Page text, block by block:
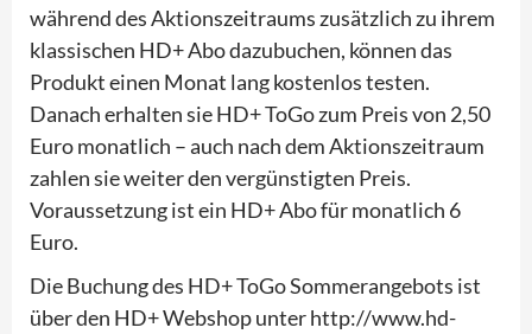
während des Aktionszeitraums zusätzlich zu ihrem
klassischen HD+ Abo dazubuchen, können das
Produkt einen Monat lang kostenlos testen.
Danach erhalten sie HD+ ToGo zum Preis von 2,50
Euro monatlich – auch nach dem Aktionszeitraum
zahlen sie weiter den vergünstigten Preis.
Voraussetzung ist ein HD+ Abo für monatlich 6
Euro.
Die Buchung des HD+ ToGo Sommerangebots ist
über den HD+ Webshop unter http://www.hd-